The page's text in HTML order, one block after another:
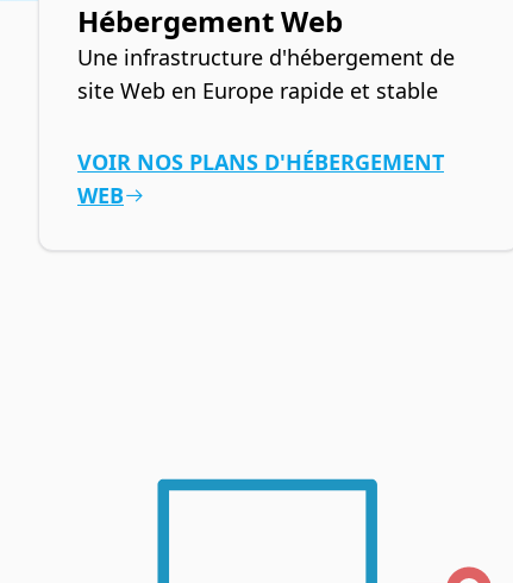
Hébergement Web
Une infrastructure d'hébergement de
site Web en Europe rapide et stable
VOIR NOS PLANS D'HÉBERGEMENT
WEB